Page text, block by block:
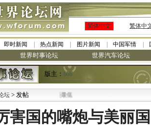
简体中文 繁体中
即时新闻 热点新闻 图片新闻 中国军情
世界时事论坛 世界汽车论坛
版主： bob
坛 > 发帖
害国的嘴炮与美丽